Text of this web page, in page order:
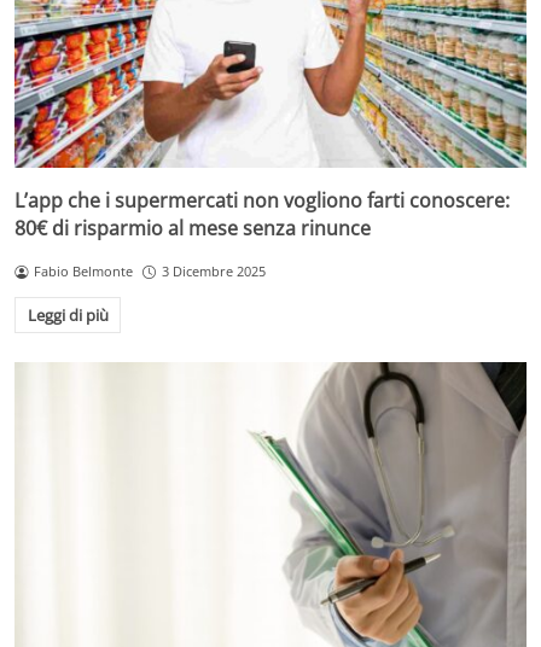
L’app che i supermercati non vogliono farti conoscere:
80€ di risparmio al mese senza rinunce
Fabio Belmonte 3 Dicembre 2025
Leggi di più